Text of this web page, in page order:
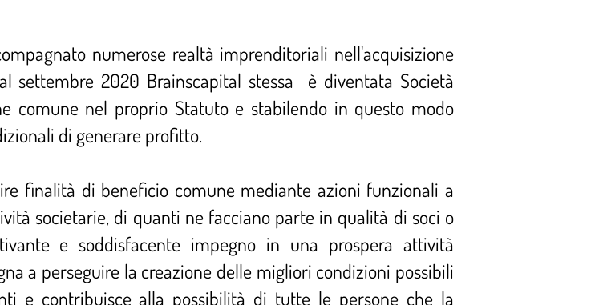
numerose realtà imprenditoriali nell'acquisizione
settembre 2020 Brainscapital stessa è diventata Società
comune nel proprio Statuto e stabilendo in questo modo
di generare profitto.
finalità di beneficio comune mediante azioni funzionali a
societarie, di quanti ne facciano parte in qualità di soci o
e soddisfacente impegno in una prospera attività
a perseguire la creazione delle migliori condizioni possibili
e contribuisce alla possibilità di tutte le persone che la